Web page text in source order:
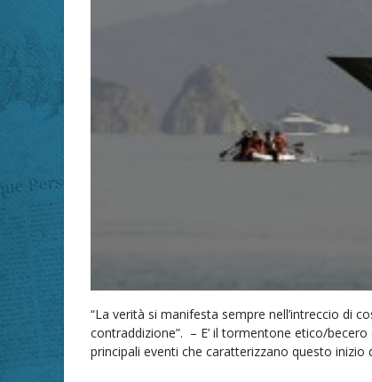
“La verità si manifesta sempre nell’intreccio di
contraddizione”. – E’ il tormentone etico/
principali eventi che caratterizzano questo